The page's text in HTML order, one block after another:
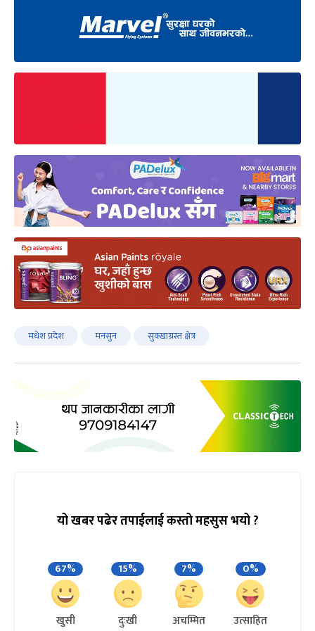
मधेश प्रदेश मनसुन सुक्खाग्रस्त क्षेत्र
यो खबर पढेर तपाईलाई कस्तो महसुस भयो ?
67%
खुसी
15%
दुःखी
7%
अचम्मित
0%
उत्साहित